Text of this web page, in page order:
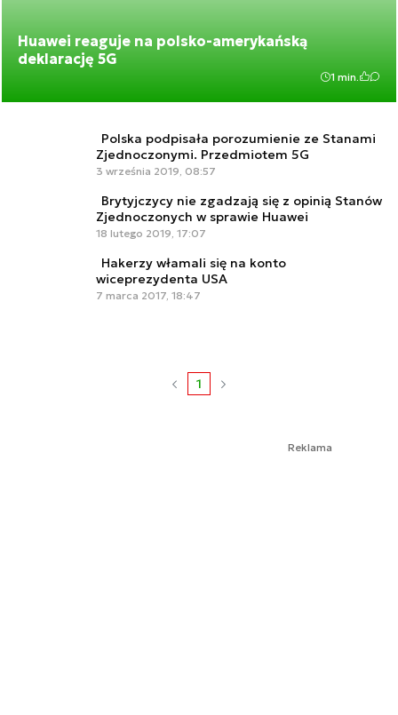
Huawei reaguje na polsko-amerykańską
deklarację 5G
1 min.
Polska podpisała porozumienie ze Stanami
Zjednoczonymi. Przedmiotem 5G
3 września 2019, 08:57
Brytyjczycy nie zgadzają się z opinią Stanów
Zjednoczonych w sprawie Huawei
18 lutego 2019, 17:07
Hakerzy włamali się na konto
wiceprezydenta USA
7 marca 2017, 18:47
1
Reklama